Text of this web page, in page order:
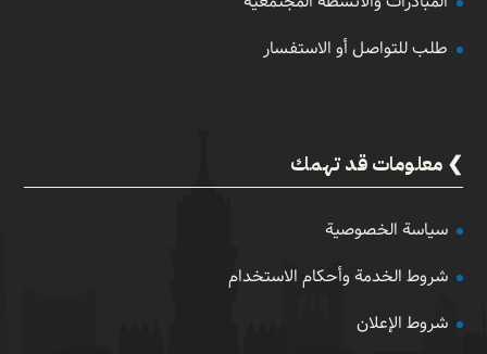
طلب للتواصل أو الاستفسار
معلومات قد تهمك
سياسة الخصوصية
شروط الخدمة وأحكام الاستخدام
شروط الإعلان